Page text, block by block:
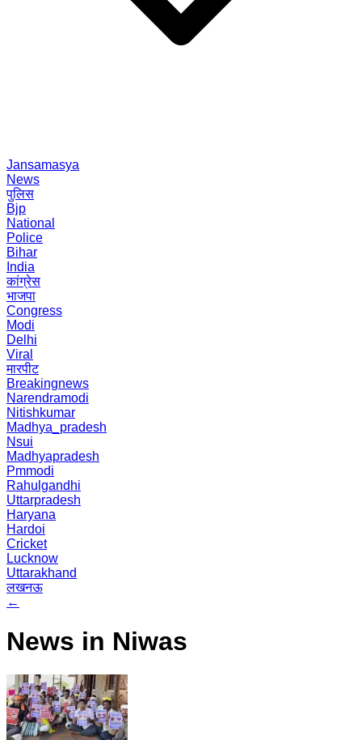
Jansamasya
News
पुलिस
Bjp
National
Police
Bihar
India
कांग्रेस
भाजपा
Congress
Modi
Delhi
Viral
मारपीट
Breakingnews
Narendramodi
Nitishkumar
Madhya_pradesh
Nsui
Madhyapradesh
Pmmodi
Rahulgandhi
Uttarpradesh
Haryana
Hardoi
Cricket
Lucknow
Uttarakhand
लखनऊ
←
News in Niwas